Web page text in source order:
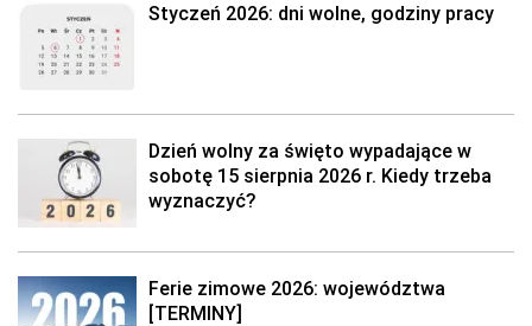
Styczeń 2026: dni wolne, godziny pracy
Dzień wolny za święto wypadające w
sobotę 15 sierpnia 2026 r. Kiedy trzeba
wyznaczyć?
Ferie zimowe 2026: województwa
[TERMINY]